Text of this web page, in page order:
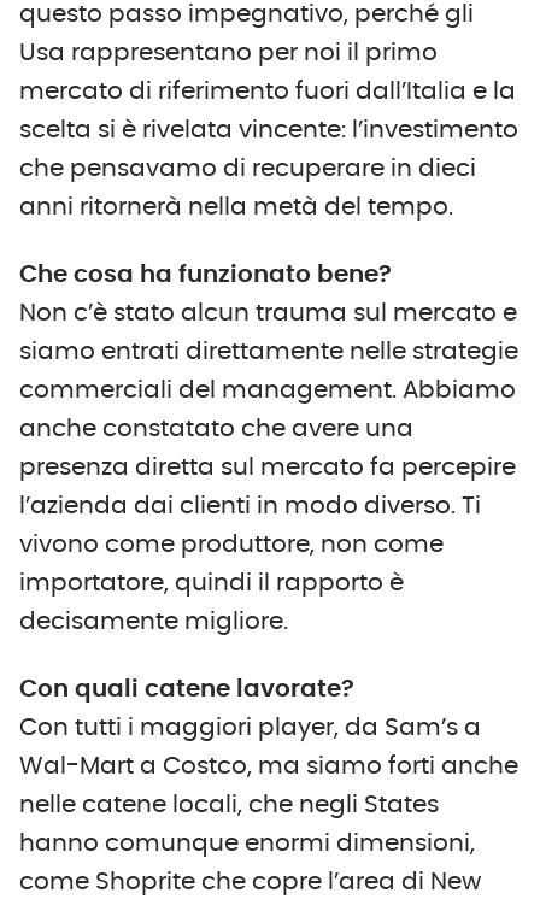
questo passo impegnativo, perché gli
Usa rappresentano per noi il primo
mercato di riferimento fuori dall’Italia e la
scelta si è rivelata vincente: l’investimento
che pensavamo di recuperare in dieci
anni ritornerà nella metà del tempo.
Che cosa ha funzionato bene?
Non c’è stato alcun trauma sul mercato e
siamo entrati direttamente nelle strategie
commerciali del management. Abbiamo
anche constatato che avere una
presenza diretta sul mercato fa percepire
l’azienda dai clienti in modo diverso. Ti
vivono come produttore, non come
importatore, quindi il rapporto è
decisamente migliore.
Con quali catene lavorate?
Con tutti i maggiori player, da Sam’s a
Wal-Mart a Costco, ma siamo forti anche
nelle catene locali, che negli States
hanno comunque enormi dimensioni,
come Shoprite che copre l’area di New